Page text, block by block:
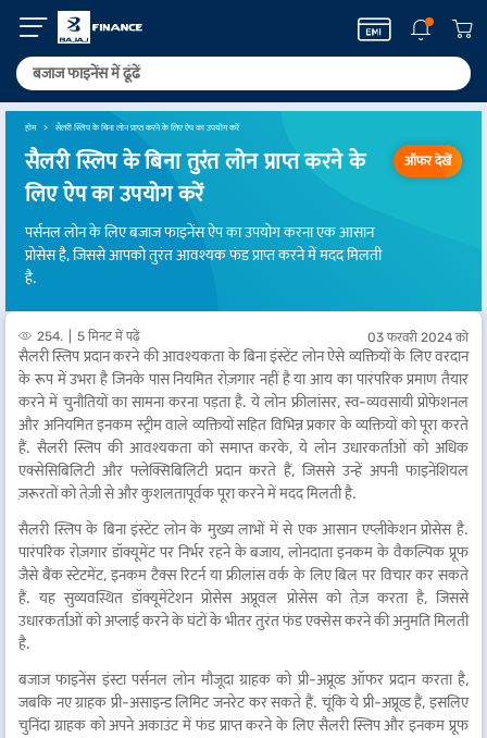
होम सैलरी स्लिप के बिना लोन प्राप्त करने के लिए ऐप का उपयोग करें
सैलरी स्लिप के बिना तुरंत लोन प्राप्त करने के
लिए ऐप का उपयोग करें
पर्सनल लोन के लिए बजाज फाइनेंस ऐप का उपयोग करना एक आसान
प्रोसेस है, जिससे आपको तुरंत आवश्यक फंड प्राप्त करने में मदद मिलती
है.
ऑफर देखें
254. 5 मिनट में पढ़ें 03 फरवरी 2024 को
सैलरी स्लिप प्रदान करने की आवश्यकता के बिना इंस्टेंट लोन ऐसे व्यक्तियों के लिए वरदान
के रूप में उभरा है जिनके पास नियमित रोज़गार नहीं है या आय का पारंपरिक प्रमाण तैयार
करने में चुनौतियों का सामना करना पड़ता है. ये लोन फ्रीलांसर, स्व-व्यवसायी प्रोफेशनल
और अनियमित इनकम स्ट्रीम वाले व्यक्तियों सहित विभिन्न प्रकार के व्यक्तियों को पूरा करते
हैं. सैलरी स्लिप की आवश्यकता को समाप्त करके, ये लोन उधारकर्ताओं को अधिक
एक्सेसिबिलिटी और फ्लेक्सिबिलिटी प्रदान करते हैं, जिससे उन्हें अपनी फाइनेंशियल
ज़रूरतों को तेज़ी से और कुशलतापूर्वक पूरा करने में मदद मिलती है.
सैलरी स्लिप के बिना इंस्टेंट लोन के मुख्य लाभों में से एक आसान एप्लीकेशन प्रोसेस है.
पारंपरिक रोज़गार डॉक्यूमेंट पर निर्भर रहने के बजाय, लोनदाता इनकम के वैकल्पिक प्रूफ
जैसे बैंक स्टेटमेंट, इनकम टैक्स रिटर्न या फ्रीलांस वर्क के लिए बिल पर विचार कर सकते
हैं. यह सुव्यवस्थित डॉक्यूमेंटेशन प्रोसेस अप्रूवल प्रोसेस को तेज़ करता है, जिससे
उधारकर्ताओं को अप्लाई करने के घंटों के भीतर तुरंत फंड एक्सेस करने की अनुमति मिलती
है.
बजाज फाइनेंस इंस्टा पर्सनल लोन मौजूदा ग्राहक को प्री-अप्रूव्ड ऑफर प्रदान करता है,
जबकि नए ग्राहक प्री-असाइन्ड लिमिट जनरेट कर सकते हैं. चूंकि ये प्री-अप्रूव्ड हैं, इसलिए
चुनिंदा ग्राहक को अपने अकाउंट में फंड प्राप्त करने के लिए सैलरी स्लिप और इनकम प्रूफ